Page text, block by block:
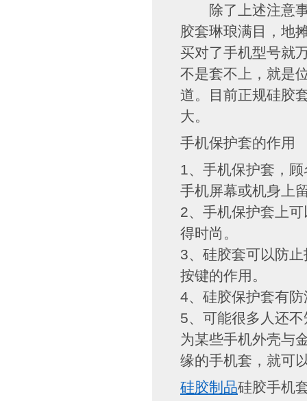
除了上述注意事
胶套琳琅满目，地
买对了手机型号就
不是套不上，就是
道。目前正规硅胶
大。
手机保护套的
1、手机保护套，
手机屏幕或机身上
2、手机保护套上
得时尚。
3、硅胶套可以防
按键的作用。
4、硅胶保护套有
5、可能很多人还
为某些手机外壳与
缘的手机套，就可
硅胶制品硅胶手机